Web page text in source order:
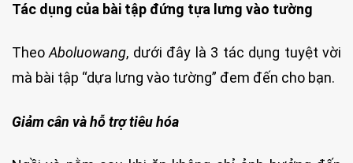
Tác dụng của bài tập đứng tựa lưng vào tường
TheoAboluowang, dưới đây là 3 tác dụng tuyệt vời
mà bài tập “dựa lưng vào tường” đem đến cho bạn.
Giảm cân và hỗ trợ tiêu hóa